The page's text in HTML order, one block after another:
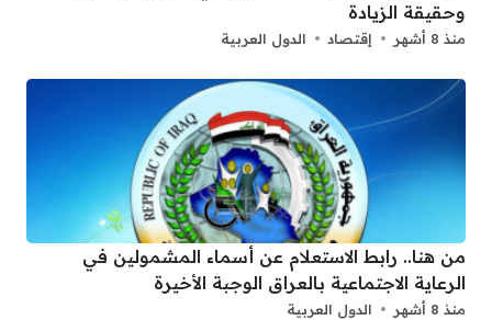
وحقيقة الزيادة
منذ 8 أشهر إقتصاد الدول العربية
من هنا.. رابط الاستعلام عن أسماء المشمولين في
الرعاية الاجتماعية بالعراق الوجبة الأخيرة
منذ 8 أشهر الدول العربية